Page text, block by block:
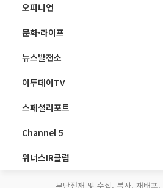
오피니언
문화·라이프
뉴스발전소
이투데이TV
스페셜리포트
Channel 5
위너스IR클럽
무단전재 및 수집, 복사, 재배포,